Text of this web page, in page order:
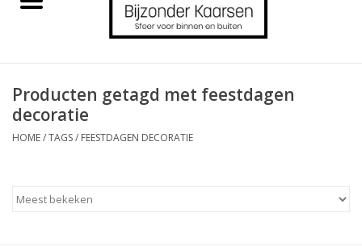
Räder Design Stories
Geurkaarsen
Tafelhaarden
Producten getagd met feestdagen
decoratie
HOME/TAGS/ FEESTDAGEN DECORATIE